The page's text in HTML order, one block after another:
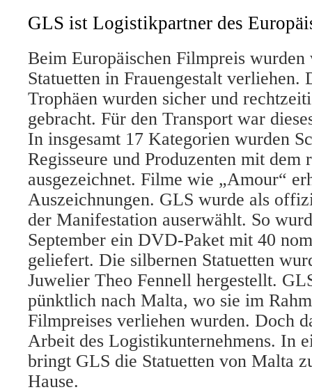
GLS ist Logistikpartner des
Beim Europäischen Filmpreis
Statuetten in Frauengestalt verliehen.
Trophäen wurden sicher und
gebracht. Für den Transport war
In insgesamt 17 Kategorien wurden
Regisseure und Produzenten mit dem
ausgezeichnet. Filme wie „Amour“
Auszeichnungen. GLS wurde als
der Manifestation auserwählt. So
September ein DVD-Paket mit 40
geliefert. Die silbernen Statuetten
Juwelier Theo Fennell hergestellt.
pünktlich nach Malta, wo sie im
Filmpreises verliehen wurden. Doch
Arbeit des Logistikunternehmens. In
bringt GLS die Statuetten von Malta
Hause.